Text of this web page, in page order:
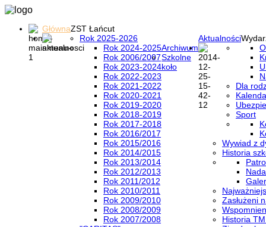
GłównaZST Łańcut
Aktualności
Rok 2025-2026
Archiwum
Rok 2024-2025
Rok 2006/2007
Rok 2023-2024
Rok 2022-2023
Rok 2021-2022
Rok 2020-2021
Rok 2019-2020
Rok 2018-2019
Rok 2017-2018
Rok 2016/2017
Rok 2015/2016
Rok 2014/2015
Rok 2013/2014
Rok 2012/2013
Rok 2011/2012
Rok 2010/2011
Rok 2009/2010
Rok 2008/2009
Rok 2007/2008
Szkolne
koło
Dla
Sport
Wywiad z
Historia
Zasłużeni
Historia